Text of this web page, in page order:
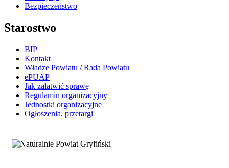
Bezpieczeństwo
Starostwo
BIP
Kontakt
Władze Powiatu / Rada Powiatu
ePUAP
Jak załatwić sprawę
Regulamin organizacyjny
Jednostki organizacyjne
Ogłoszenia, przetargi